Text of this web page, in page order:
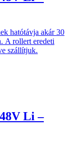
hatótávja akár 30
A rollert eredeti
szállítjuk.
Li –